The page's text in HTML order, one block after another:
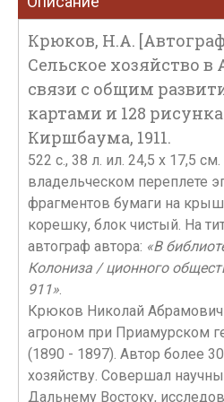
Крюков, Н.А.
Сельское хозяйство в
связи с общим
картами и 128
Киршбаума, 1911.
522 c., 38 л. ил. 24,5 х 17,5
владельческом переплете
фрагментов бумаги на
корешку, блок чистый. На
автограф автора: «В
Колониза / ционного
911».
Крюков Николай Абрамович
агроном при Приамурском
(1890 - 1897). Автор более
хозяйству. Совершал
Дальнему Востоку,